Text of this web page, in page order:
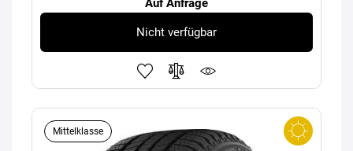
Auf Anfrage
Nicht verfügbar
Mittelklasse